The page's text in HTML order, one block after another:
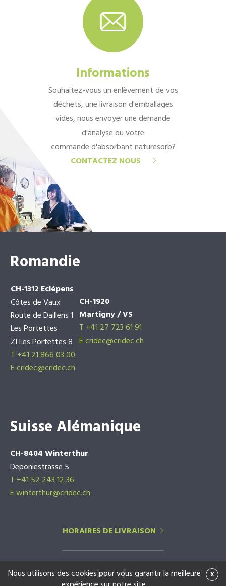
Informations
Souhaitez-vous un enlèvement de vos
déchets, une livraison d'emballages
vides, nous envoyer une demande
d'analyse ou votre
commande d'absorbant naturesorb?
CONTACTEZ NOUS
Romandie
CH-1312 Eclépens
Côtes de Vaux
Route de Daillens 1
Les Portettes
ZI Les Portettes 8
T +41 21 866 03 00
Ecridec@cridec.ch
CH-1920
Martigny / VS
T +41 27 723 61 91
Ecridec@cridec.ch
Suisse Alémanique
CH-8404 Winterthur
Deponiestrasse 5
T +41 52 243 12 36
E winterthur@cridec.ch
HORAIRES DE LIVRAISON
x
Nous utilisons des cookies pour vous garantir la meilleure